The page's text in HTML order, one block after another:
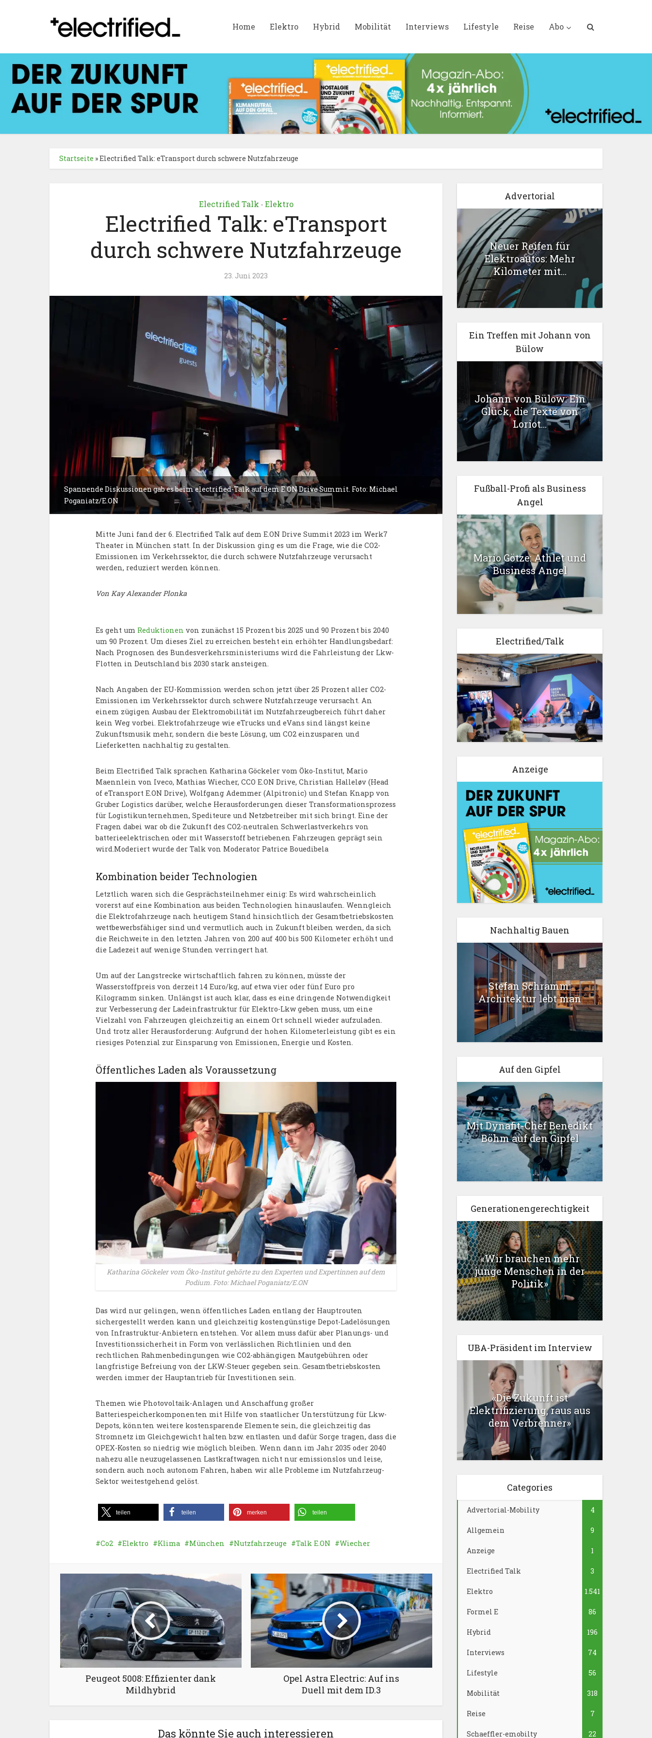
Home Elektro Hybrid Mobilität Interviews Lifestyle Reise Abo
Startseite »Electrified Talk: eTransport durch schwere Nutzfahrzeuge
Electrified Talk • Elektro
Electrified Talk: eTransport
durch schwere Nutzfahrzeuge
23. Juni 2023
Spannende Diskussionen gab es beim electrified-Talk auf dem E.ON Drive Summit. Foto: Michael
Poganiatz/E.ON
Mitte Juni fand der 6. Electrified Talk auf dem E.ON Drive Summit 2023 im Werk7
Theater in München statt. In der Diskussion ging es um die Frage, wie die CO2-
Emissionen im Verkehrssektor, die durch schwere Nutzfahrzeuge verursacht
werden, reduziert werden können.
Von Kay Alexander Plonka
Es geht um Reduktionen von zunächst 15 Prozent bis 2025 und 90 Prozent bis 2040
um 90 Prozent. Um dieses Ziel zu erreichen besteht ein erhöhter Handlungsbedarf:
Nach Prognosen des Bundesverkehrsministeriums wird die Fahrleistung der Lkw-
Flotten in Deutschland bis 2030 stark ansteigen.
Nach Angaben der EU-Kommission werden schon jetzt über 25 Prozent aller CO2-
Emissionen im Verkehrssektor durch schwere Nutzfahrzeuge verursacht. An
einem zügigen Ausbau der Elektromobilität im Nutzfahrzeugbereich führt daher
kein Weg vorbei. Elektrofahrzeuge wie eTrucks und eVans sind längst keine
Zukunftsmusik mehr, sondern die beste Lösung, um CO2 einzusparen und
Lieferketten nachhaltig zu gestalten.
Beim Electrified Talk sprachen Katharina Göckeler vom Öko-Institut, Mario
Maennlein von Iveco, Mathias Wiecher, CCO E.ON Drive, Christian Halleløv (Head
of eTransport E.ON Drive), Wolfgang Ademmer (Alpitronic) und Stefan Knapp von
Gruber Logistics darüber, welche Herausforderungen dieser Transformationsprozess
für Logistikunternehmen, Spediteure und Netzbetreiber mit sich bringt. Eine der
Fragen dabei war ob die Zukunft des CO2-neutralen Schwerlastverkehrs von
batterieelektrischen oder mit Wasserstoff betriebenen Fahrzeugen geprägt sein
wird.Moderiert wurde der Talk von Moderator Patrice Bouedibela
Kombination beider Technologien
Letztlich waren sich die Gesprächsteilnehmer einig: Es wird wahrscheinlich
vorerst auf eine Kombination aus beiden Technologien hinauslaufen. Wenngleich
die Elektrofahrzeuge nach heutigem Stand hinsichtlich der Gesamtbetriebskosten
wettbewerbsfähiger sind und vermutlich auch in Zukunft bleiben werden, da sich
die Reichweite in den letzten Jahren von 200 auf 400 bis 500 Kilometer erhöht und
die Ladezeit auf wenige Stunden verringert hat.
Um auf der Langstrecke wirtschaftlich fahren zu können, müsste der
Wasserstoffpreis von derzeit 14 Euro/kg, auf etwa vier oder fünf Euro pro
Kilogramm sinken. Unlängst ist auch klar, dass es eine dringende Notwendigkeit
zur Verbesserung der Ladeinfrastruktur für Elektro-Lkw geben muss, um eine
Vielzahl von Fahrzeugen gleichzeitig an einem Ort schnell wieder aufzuladen.
Und trotz aller Herausforderung: Aufgrund der hohen Kilometerleistung gibt es ein
riesiges Potenzial zur Einsparung von Emissionen, Energie und Kosten.
Öffentliches Laden als Voraussetzung
Katharina Göckeler vom Öko-Institut gehörte zu den Experten und Expertinnen auf dem
Podium. Foto: Michael Poganiatz/E.ON
Das wird nur gelingen, wenn öffentliches Laden entlang der Hauptrouten
sichergestellt werden kann und gleichzeitig kostengünstige Depot-Ladelösungen
von Infrastruktur-Anbietern entstehen. Vor allem muss dafür aber Planungs- und
Investitionssicherheit in Form von verlässlichen Richtlinien und den
rechtlichen Rahmenbedingungen wie CO2-abhängigen Mautgebühren oder
langfristige Befreiung von der LKW-Steuer gegeben sein. Gesamtbetriebskosten
werden immer der Hauptantrieb für Investitionen sein.
Themen wie Photovoltaik-Anlagen und Anschaffung großer
Batteriespeicherkomponenten mit Hilfe von staatlicher Unterstützung für Lkw-
Depots, könnten weitere kostensparende Elemente sein, die gleichzeitig das
Stromnetz im Gleichgewicht halten bzw. entlasten und dafür Sorge tragen, dass die
OPEX-Kosten so niedrig wie möglich bleiben. Wenn dann im Jahr 2035 oder 2040
nahezu alle neuzugelassenen Lastkraftwagen nicht nur emissionslos und leise,
sondern auch noch autonom Fahren, haben wir alle Probleme im Nutzfahrzeug-
Sektor weitestgehend gelöst.
teilen teilen merken teilen
Co2 Elektro Klima München Nutzfahrzeuge Talk E.ON Wiecher
Peugeot 5008: Effizienter dank
Mildhybrid
Opel Astra Electric: Auf ins
Duell mit dem ID.3
Das könnte Sie auch interessieren
Advertorial
Neuer Reifen für
Elektroautos: Mehr
Kilometer mit...
Ein Treffen mit Johann von
Bülow
Johann von Bülow: Ein
Glück, die Texte von
Loriot...
Fußball-Profi als Business
Angel
Mario Götze: Athlet und
Business Angel
Electrified/Talk
Anzeige
Nachhaltig Bauen
Stefan Schramm:
Architektur lebt man
Auf den Gipfel
Mit Dynafit-Chef Benedikt
Böhm auf den Gipfel
Generationengerechtigkeit
«Wir brauchen mehr
junge Menschen in der
Politik»
UBA-Präsident im Interview
«Die Zukunft ist
Elektrifizierung, raus aus
dem Verbrenner»
Categories
Advertorial-Mobility 4
Allgemein 9
Anzeige 1
Electrified Talk 3
Elektro 1.541
Formel E 86
Hybrid 196
Interviews 74
Lifestyle 56
Mobilität 318
Reise 7
Schaeffler-emobilty 22